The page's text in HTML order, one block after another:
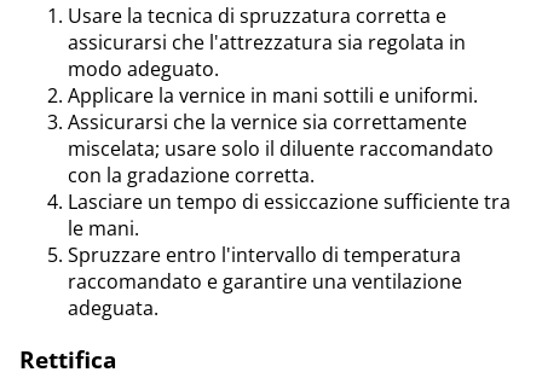
Usare la tecnica di spruzzatura corretta e
assicurarsi che l'attrezzatura sia regolata in
modo adeguato.
Applicare la vernice in mani sottili e uniformi.
Assicurarsi che la vernice sia correttamente
miscelata; usare solo il diluente raccomandato
con la gradazione corretta.
Lasciare un tempo di essiccazione sufficiente tra
le mani.
Spruzzare entro l'intervallo di temperatura
raccomandato e garantire una ventilazione
adeguata.
Rettifica